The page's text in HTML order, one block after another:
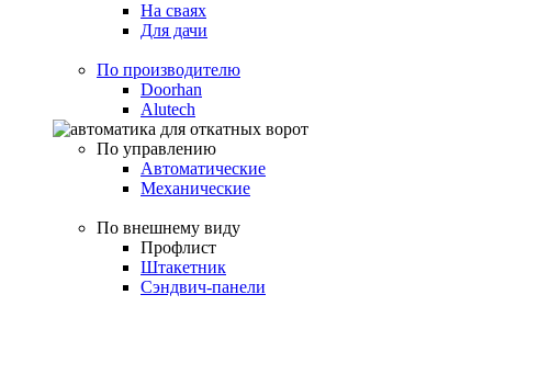
На сваях
Для дачи
По производителю
Doorhan
Alutech
По управлению
Автоматические
Механические
По внешнему виду
Профлист
Штакетник
Сэндвич-панели